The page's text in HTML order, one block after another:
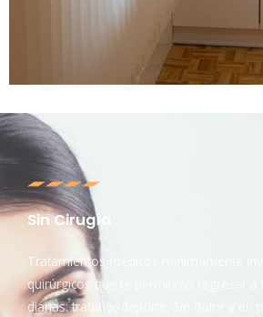
Sin Cirugía
Tratamientos médicos mínimamente
quirúrgicos que te permitirán regresar a
diarias: trabajo, deporte. Sin dolor y en